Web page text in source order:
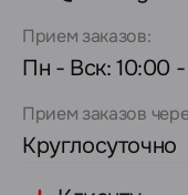
Прием заказов:
Пн - Вск: 10:00 -
Прием заказов
Круглосуточно